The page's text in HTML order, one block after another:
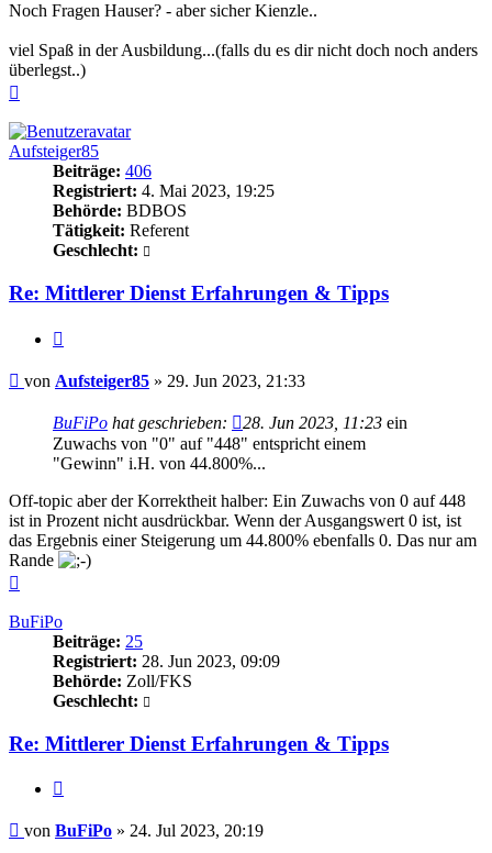
Noch Fragen Hauser? - aber sicher Kienzle..
viel Spaß in der Ausbildung...(falls du es dir nicht doch noch anders
überlegst..)
Aufsteiger85
Beiträge: 406
Registriert: 4. Mai 2023, 19:25
Behörde: BDBOS
Tätigkeit: Referent
Geschlecht:
Re: Mittlerer Dienst Erfahrungen & Tipps
Beitrag
von Aufsteiger85 » 29. Jun 2023, 21:33
BuFiPo hat geschrieben: 28. Jun 2023, 11:23 ein
Zuwachs von "0" auf "448" entspricht einem
"Gewinn" i.H. von 44.800%...
Off-topic aber der Korrektheit halber: Ein Zuwachs von 0 auf 448
ist in Prozent nicht ausdrückbar. Wenn der Ausgangswert 0 ist, ist
das Ergebnis einer Steigerung um 44.800% ebenfalls 0. Das nur am
Rande
BuFiPo
Beiträge: 25
Registriert: 28. Jun 2023, 09:09
Behörde: Zoll/FKS
Geschlecht:
Re: Mittlerer Dienst Erfahrungen & Tipps
Beitrag
von BuFiPo » 24. Jul 2023, 20:19